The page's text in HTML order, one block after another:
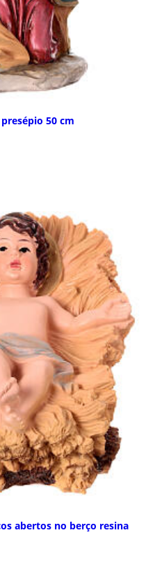
50 cm
abertos no berço resina